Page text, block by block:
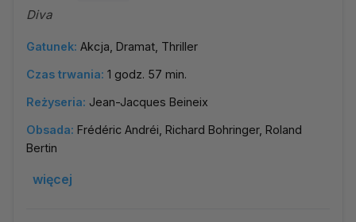
Diva
Gatunek: Akcja, Dramat, Thriller
Czas trwania: 1 godz. 57 min.
Reżyseria: Jean-Jacques Beineix
Obsada: Frédéric Andréi, Richard Bohringer, Roland
Bertin
więcej